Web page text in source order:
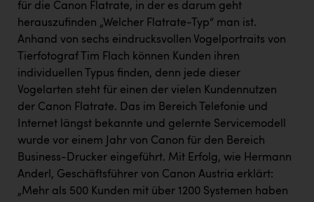
Kärcher
Karin Liedl
KEBA
KIWI Kinderwunsch Institut Dr. Loimer
KLIPP Frisör
Kleider Bauer
Kremsmüller Anlagenbau GmbH
Maximarkt
für die Canon Flatrate, in der es darum geht
herauszufinden „Welcher Flatrate-Typ“ man ist.
Anhand von sechs eindrucksvollen Vogelportraits von
Tierfotograf Tim Flach können Kunden ihren
individuellen Typus finden, denn jede dieser
Vogelarten steht für einen der vielen Kundennutzen
der Canon Flatrate. Das im Bereich Telefonie und
Internet längst bekannte und gelernte Servicemodell
wurde vor einem Jahr von Canon für den Bereich
Business-Drucker eingeführt. Mit Erfolg, wie Hermann
Anderl, Geschäftsführer von Canon Austria erklärt:
„Mehr als 500 Kunden mit über 1200 Systemen haben